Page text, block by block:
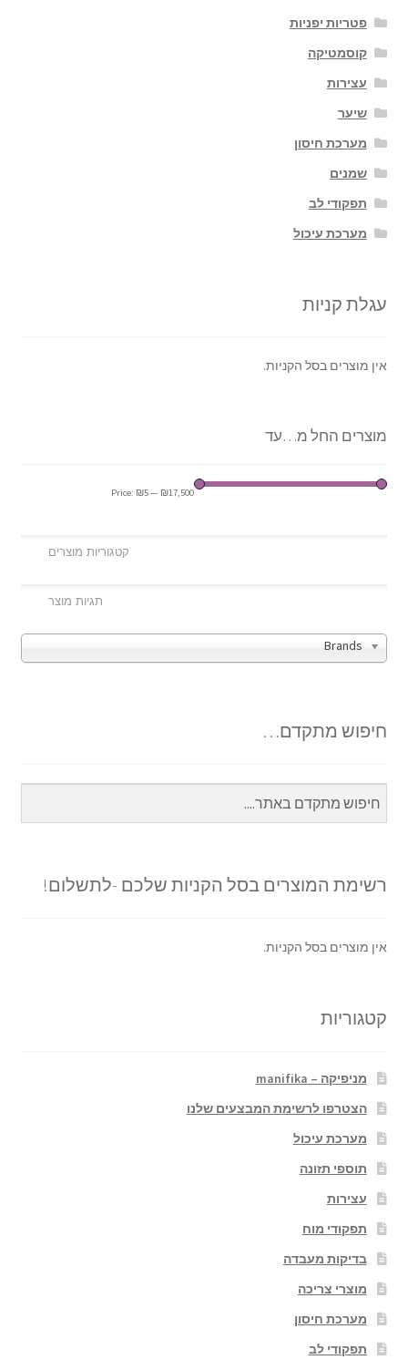
פטריות יפניות
קוסמטיקה
עצירות
שיער
מערכת חיסון
שמנים
תפקודי לב
מערכת עיכול
עגלת קניות
אין מוצרים בסל הקניות.
מוצרים החל מ…עד
Price: ₪5— ₪17,500
Brands
חיפוש מתקדם…
רשימת המוצרים בסל הקניות שלכם -לתשלום!
אין מוצרים בסל הקניות.
קטגוריות
מניפיקה – manifika
הצטרפו לרשימת המבצעים שלנו
מערכת עיכול
תוספי תזונה
עצירות
תפקודי מוח
בדיקות מעבדה
מוצרי צריכה
מערכת חיסון
תפקודי לב